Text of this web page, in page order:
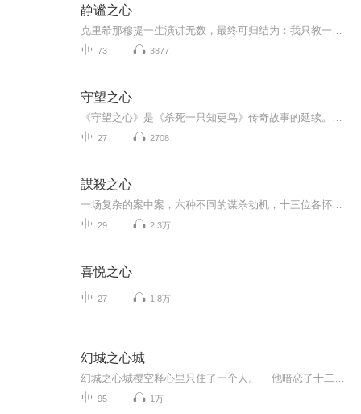
静谧之心
73 3877
守望之心
27 2708
謀殺之心
29 2.3万
喜悦之心
27 1.8万
幻城之心城
95 1万